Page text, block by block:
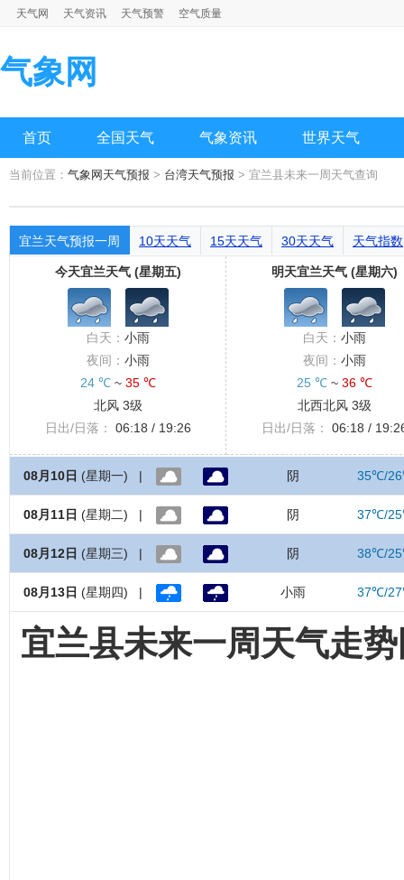
天气网 天气资讯 天气预警 空气质量
气象网
首页 全国天气 气象资讯 世界天气
当前位置： 气象网天气预报 > 台湾天气预报 > 宜兰县未来一周天气查询
宜兰天气预报一周 10天天气 15天天气 30天天气 天气指数
今天宜兰天气 (星期五)
白天： 小雨
夜间： 小雨
24 ℃~ 35 ℃
北风 3级
日出/日落：
06:18 / 19:26
明天宜兰天气 (星期六)
白天： 小雨
夜间： 小雨
25 ℃~ 36 ℃
北西北风 3级
日出/日落：
06:18 /
08月10日 (星期一) | 阴 35℃/
08月11日 (星期二) | 阴 37℃/
08月12日 (星期三) | 阴 38℃/
08月13日 (星期四) | 小雨 37℃/
宜兰县未来一周天气走